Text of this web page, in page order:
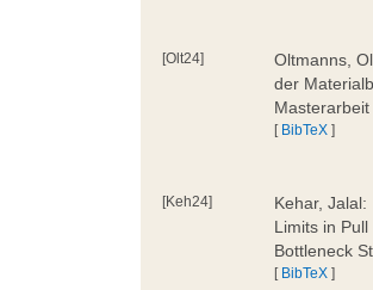
[Olt24]
Oltmanns,
der
[ BibTeX ]
[Keh24]
Kehar,
Limits in
Bottleneck
[ BibTeX ]